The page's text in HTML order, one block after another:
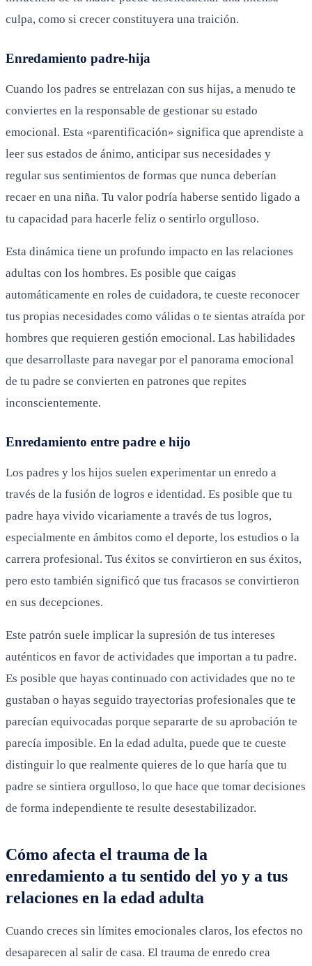
culpa, como si crecer constituyera una traición.
Enredamiento padre-hija
Cuando los padres se entrelazan con sus hijas, a menudo te
conviertes en la responsable de gestionar su estado
emocional. Esta «parentificación» significa que aprendiste a
leer sus estados de ánimo, anticipar sus necesidades y
regular sus sentimientos de formas que nunca deberían
recaer en una niña. Tu valor podría haberse sentido ligado a
tu capacidad para hacerle feliz o sentirlo orgulloso.
Esta dinámica tiene un profundo impacto en las relaciones
adultas con los hombres. Es posible que caigas
automáticamente en roles de cuidadora, te cueste reconocer
tus propias necesidades como válidas o te sientas atraída por
hombres que requieren gestión emocional. Las habilidades
que desarrollaste para navegar por el panorama emocional
de tu padre se convierten en patrones que repites
inconscientemente.
Enredamiento entre padre e hijo
Los padres y los hijos suelen experimentar un enredo a
través de la fusión de logros e identidad. Es posible que tu
padre haya vivido vicariamente a través de tus logros,
especialmente en ámbitos como el deporte, los estudios o la
carrera profesional. Tus éxitos se convirtieron en sus éxitos,
pero esto también significó que tus fracasos se convirtieron
en sus decepciones.
Este patrón suele implicar la supresión de tus intereses
auténticos en favor de actividades que importan a tu padre.
Es posible que hayas continuado con actividades que no te
gustaban o hayas seguido trayectorias profesionales que te
parecían equivocadas porque separarte de su aprobación te
parecía imposible. En la edad adulta, puede que te cueste
distinguir lo que realmente quieres de lo que haría que tu
padre se sintiera orgulloso, lo que hace que tomar decisiones
de forma independiente te resulte desestabilizador.
Cómo afecta el trauma de la
enredamiento a tu sentido del yo y a tus
relaciones en la edad adulta
Cuando creces sin límites emocionales claros, los efectos no
desaparecen al salir de casa. El trauma de enredo crea